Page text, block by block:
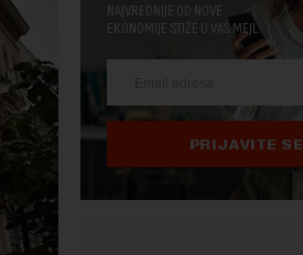
NAJVREDNIJE OD NOVE
EKONOMIJE STIŽE U VAŠ MEJL.
PRIJAVITE SE